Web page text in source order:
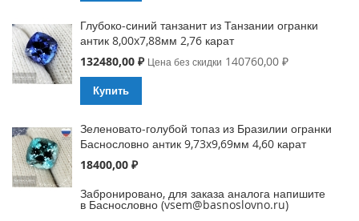
Глубоко-синий танзанит из Танзании огранки
антик 8,00x7,88мм 2,76 карат
Special
132480,00 ₽ Цена без скидки 140760,00 ₽
Купить
Зеленовато-голубой топаз из Бразилии огранки
Баснословно антик 9,73x9,69мм 4,60 карат
18400,00 ₽
Забронировано, для заказа аналога напишите
в Баснословно (vsem@basnoslovno.ru)